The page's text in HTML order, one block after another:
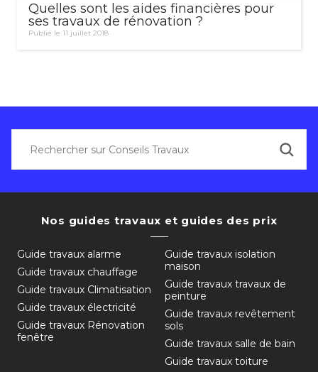
Quelles sont les aides financières pour
ses travaux de rénovation ?
Publié le 11 juillet 2018
Nos guides travaux et guides des prix
Guide travaux alarme
Guide travaux chauffage
Guide travaux Climatisation
Guide travaux électricité
Guide travaux Rénovation
fenêtre
Guide travaux isolation
maison
Guide travaux travaux de
peinture
Guide travaux revêtement
sols
Guide travaux salle de bain
Guide travaux toiture